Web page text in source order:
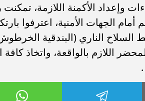
وإعداد الأكمنة اللازمة،
أمام الجهات الأمنية، اعترفوا
السلاح الناري (البندقية
اللازم بالواقعة، واتخاذ كافة